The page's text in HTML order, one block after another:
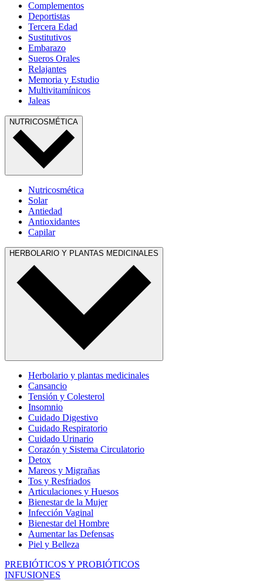
Complementos
Deportistas
Tercera Edad
Sustitutivos
Embarazo
Sueros Orales
Relajantes
Memoria y Estudio
Multivitamínicos
Jaleas
NUTRICOSMÉTICA
Nutricosmética
Solar
Antiedad
Antioxidantes
Capilar
HERBOLARIO Y PLANTAS MEDICINALES
Herbolario y plantas medicinales
Cansancio
Tensión y Colesterol
Insomnio
Cuidado Digestivo
Cuidado Respiratorio
Cuidado Urinario
Corazón y Sistema Circulatorio
Detox
Mareos y Migrañas
Tos y Resfriados
Articulaciones y Huesos
Bienestar de la Mujer
Infección Vaginal
Bienestar del Hombre
Aumentar las Defensas
Piel y Belleza
PREBIÓTICOS Y PROBIÓTICOS
INFUSIONES